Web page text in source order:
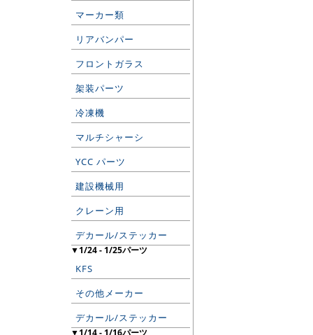
マーカー類
リアバンパー
フロントガラス
架装パーツ
冷凍機
マルチシャーシ
YCC パーツ
建設機械用
クレーン用
デカール/ステッカー
▼1/24 - 1/25パーツ
KFS
その他メーカー
デカール/ステッカー
▼1/14 - 1/16パーツ